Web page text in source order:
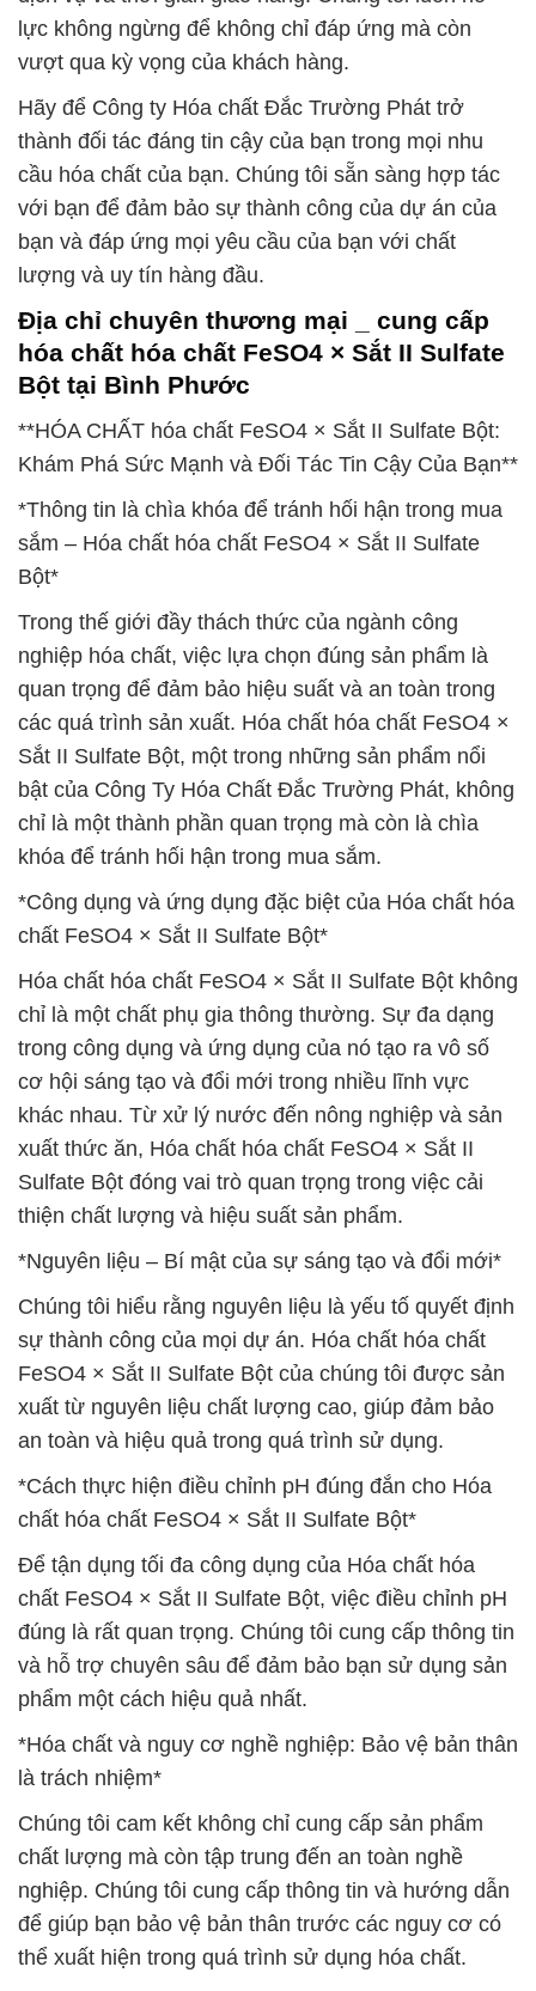
lực không ngừng để không chỉ đáp ứng mà còn
vượt qua kỳ vọng của khách hàng.
Hãy để Công ty Hóa chất Đắc Trường Phát trở
thành đối tác đáng tin cậy của bạn trong mọi nhu
cầu hóa chất của bạn. Chúng tôi sẵn sàng hợp tác
với bạn để đảm bảo sự thành công của dự án của
bạn và đáp ứng mọi yêu cầu của bạn với chất
lượng và uy tín hàng đầu.
Địa chỉ chuyên thương mại _ cung cấp
hóa chất hóa chất FeSO4 × Sắt II Sulfate
Bột tại Bình Phước
**HÓA CHẤT hóa chất FeSO4 × Sắt II Sulfate Bột:
Khám Phá Sức Mạnh và Đối Tác Tin Cậy Của Bạn**
*Thông tin là chìa khóa để tránh hối hận trong mua
sắm – Hóa chất hóa chất FeSO4 × Sắt II Sulfate
Bột*
Trong thế giới đầy thách thức của ngành công
nghiệp hóa chất, việc lựa chọn đúng sản phẩm là
quan trọng để đảm bảo hiệu suất và an toàn trong
các quá trình sản xuất. Hóa chất hóa chất FeSO4 ×
Sắt II Sulfate Bột, một trong những sản phẩm nổi
bật của Công Ty Hóa Chất Đắc Trường Phát, không
chỉ là một thành phần quan trọng mà còn là chìa
khóa để tránh hối hận trong mua sắm.
*Công dụng và ứng dụng đặc biệt của Hóa chất hóa
chất FeSO4 × Sắt II Sulfate Bột*
Hóa chất hóa chất FeSO4 × Sắt II Sulfate Bột không
chỉ là một chất phụ gia thông thường. Sự đa dạng
trong công dụng và ứng dụng của nó tạo ra vô số
cơ hội sáng tạo và đổi mới trong nhiều lĩnh vực
khác nhau. Từ xử lý nước đến nông nghiệp và sản
xuất thức ăn, Hóa chất hóa chất FeSO4 × Sắt II
Sulfate Bột đóng vai trò quan trọng trong việc cải
thiện chất lượng và hiệu suất sản phẩm.
*Nguyên liệu – Bí mật của sự sáng tạo và đổi mới*
Chúng tôi hiểu rằng nguyên liệu là yếu tố quyết định
sự thành công của mọi dự án. Hóa chất hóa chất
FeSO4 × Sắt II Sulfate Bột của chúng tôi được sản
xuất từ nguyên liệu chất lượng cao, giúp đảm bảo
an toàn và hiệu quả trong quá trình sử dụng.
*Cách thực hiện điều chỉnh pH đúng đắn cho Hóa
chất hóa chất FeSO4 × Sắt II Sulfate Bột*
Để tận dụng tối đa công dụng của Hóa chất hóa
chất FeSO4 × Sắt II Sulfate Bột, việc điều chỉnh pH
đúng là rất quan trọng. Chúng tôi cung cấp thông tin
và hỗ trợ chuyên sâu để đảm bảo bạn sử dụng sản
phẩm một cách hiệu quả nhất.
*Hóa chất và nguy cơ nghề nghiệp: Bảo vệ bản thân
là trách nhiệm*
Chúng tôi cam kết không chỉ cung cấp sản phẩm
chất lượng mà còn tập trung đến an toàn nghề
nghiệp. Chúng tôi cung cấp thông tin và hướng dẫn
để giúp bạn bảo vệ bản thân trước các nguy cơ có
thể xuất hiện trong quá trình sử dụng hóa chất.